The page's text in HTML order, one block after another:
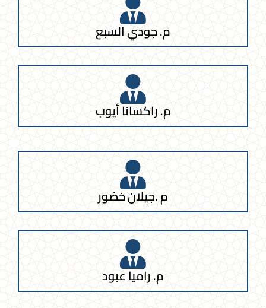
م. جودي السبع
م. راكسانا أيوب
م .جيلان خضور
م. راميا عبود